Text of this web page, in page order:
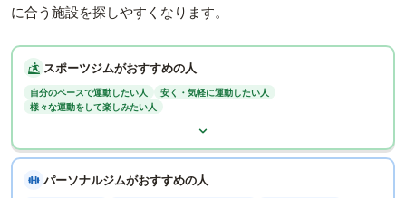
に合う施設を探しやすくなります。
スポーツジムがおすすめの人
自分のペースで運動したい人
安く・気軽に運動したい人
様々な運動をして楽しみたい人
パーソナルジムがおすすめの人